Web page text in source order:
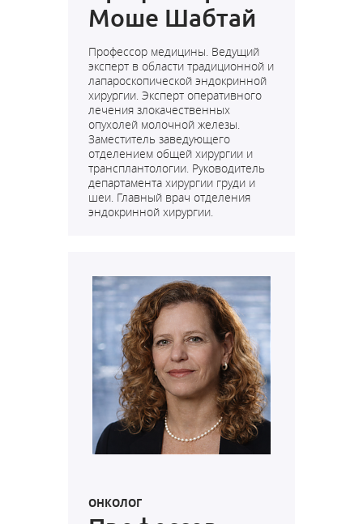
Моше Шабтай
Профессор медицины. Ведущий
эксперт в области традиционной и
лапароскопической эндокринной
хирургии. Эксперт оперативного
лечения злокачественных
опухолей молочной железы.
Заместитель заведующего
отделением общей хирургии и
трансплантологии. Руководитель
департамента хирургии груди и
шеи. Главный врач отделения
эндокринной хирургии.
ОНКОЛОГ